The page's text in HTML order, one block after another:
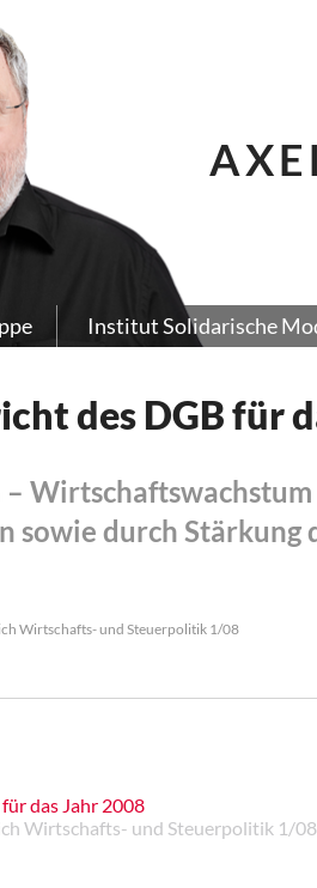
Institut Solidarische
des DGB für
sowie durch Stärkung
Wirtschafts- und Steuerpolitik 1/08
das Jahr 2008
Wirtschafts- und Steuerpolitik 1/08